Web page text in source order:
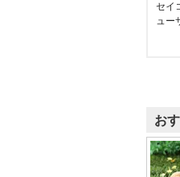
セイ
ュー
お